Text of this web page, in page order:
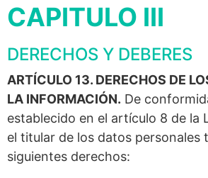
CAPITULO III
DERECHOS Y DEBERES
ARTÍCULO 13. DERECHOS DE
LA INFORMACIÓN. De
establecido en el artículo 8 de la
el titular de los datos personales
siguientes derechos: